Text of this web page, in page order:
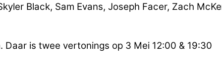
Black, Sam Evans, Joseph Facer, Zach
Daar is twee vertonings op 3 Mei 12:00 & 19:30